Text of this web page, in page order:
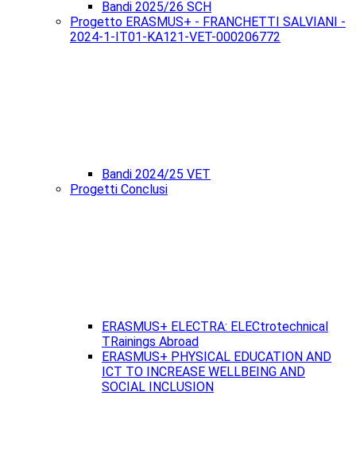
Bandi 2025/26 SCH
Progetto ERASMUS+ - FRANCHETTI SALVIANI -
2024-1-IT01-KA121-VET-000206772
Bandi 2024/25 VET
Progetti Conclusi
ERASMUS+ ELECTRA: ELECtrotechnical
TRainings Abroad
ERASMUS+ PHYSICAL EDUCATION AND
ICT TO INCREASE WELLBEING AND
SOCIAL INCLUSION